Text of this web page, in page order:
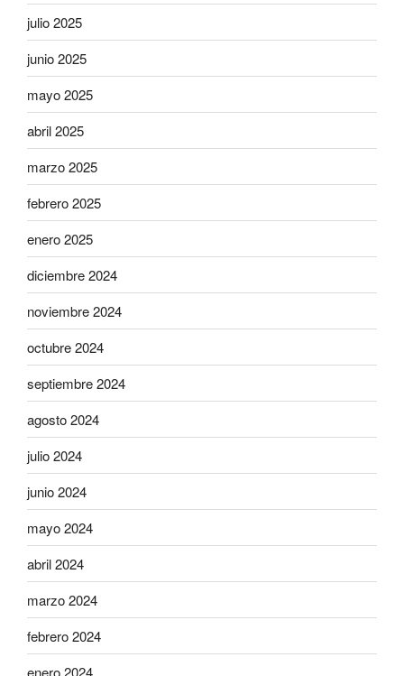
julio 2025
junio 2025
mayo 2025
abril 2025
marzo 2025
febrero 2025
enero 2025
diciembre 2024
noviembre 2024
octubre 2024
septiembre 2024
agosto 2024
julio 2024
junio 2024
mayo 2024
abril 2024
marzo 2024
febrero 2024
enero 2024